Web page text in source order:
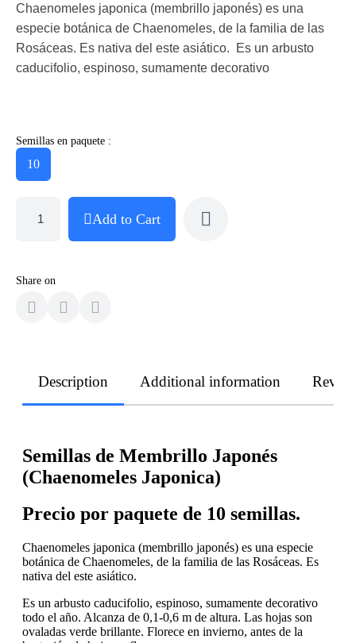
Chaenomeles japonica (membrillo japonés) es una
especie botánica de Chaenomeles, de la familia de las
Rosáceas. Es nativa del este asiático. Es un arbusto
caducifolio, espinoso, sumamente decorativo
Semillas en paquete :
10
Add to Cart
Share on
Description Additional information
Semillas de Membrillo Japonés
(Chaenomeles Japonica)
Precio por paquete de 10 semillas.
Chaenomeles japonica (membrillo japonés) es una especie
botánica de Chaenomeles, de la familia de las Rosáceas. Es
nativa del este asiático.
Es un arbusto caducifolio, espinoso, sumamente decorativo
todo el año. Alcanza de 0,1-0,6 m de altura. Las hojas son
ovaladas verde brillante. Florece en invierno, antes de la